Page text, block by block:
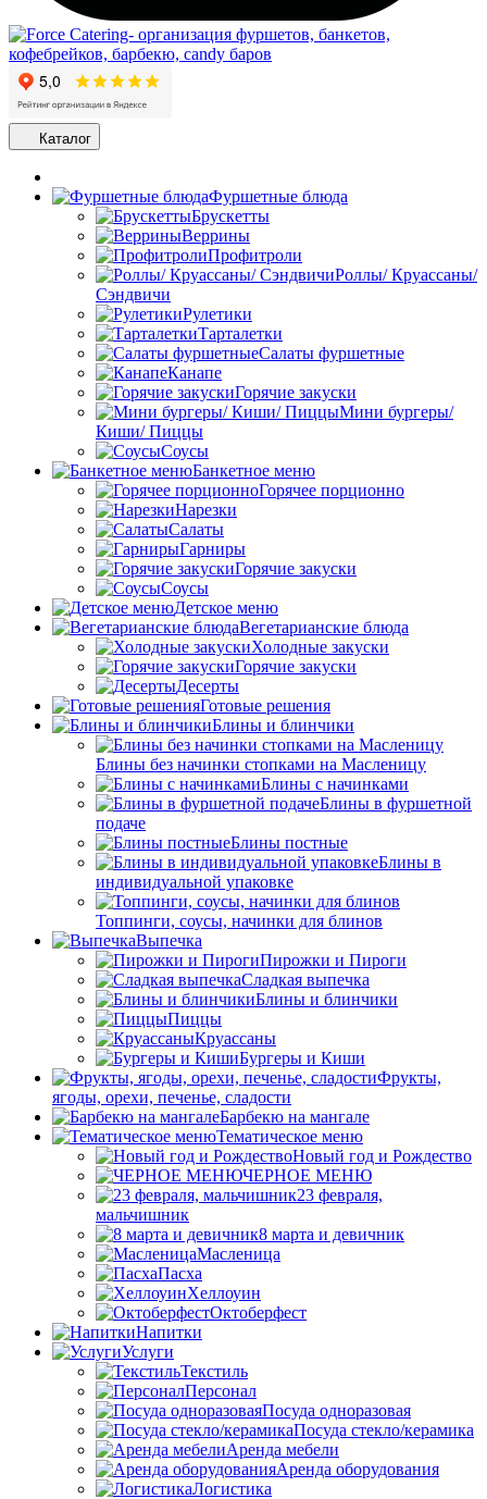
Каталог
Фуршетные блюда
Брускетты
Веррины
Профитроли
Роллы/ Круассаны/
Сэндвичи
Рулетики
Тарталетки
Салаты фуршетные
Канапе
Горячие закуски
Мини бургеры/
Киши/ Пиццы
Соусы
Банкетное меню
Горячее порционно
Нарезки
Салаты
Гарниры
Горячие закуски
Соусы
Детское меню
Вегетарианские блюда
Холодные закуски
Горячие закуски
Десерты
Готовые решения
Блины и блинчики
Блины без начинки стопками на Масленицу
Блины с начинками
Блины в фуршетной
подаче
Блины постные
Блины в
индивидуальной упаковке
Топпинги, соусы, начинки для блинов
Выпечка
Пирожки и Пироги
Сладкая выпечка
Блины и блинчики
Пиццы
Круасcаны
Бургеры и Киши
Фрукты,
ягоды, орехи, печенье, сладости
Барбекю на мангале
Тематическое меню
Новый год и Рождество
ЧЕРНОЕ МЕНЮ
23 февраля,
мальчишник
8 марта и девичник
Масленица
Пасха
Хеллоуин
Октоберфест
Напитки
Услуги
Текстиль
Персонал
Посуда одноразовая
Посуда стекло/керамика
Аренда мебели
Аренда оборудования
Логистика